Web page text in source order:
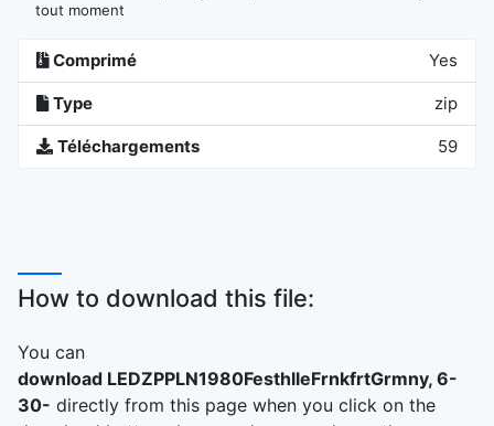
tout moment
Comprimé Yes
Type zip
Téléchargements 59
How to download this file:
You can
download LEDZPPLN1980FesthlleFrnkfrtGrmny, 6-
30- directly from this page when you click on the